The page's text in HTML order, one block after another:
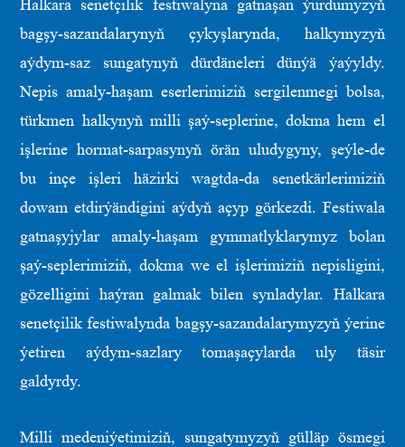
Halkara senetçilik festiwalyna gatnaşan ýurdumyzyň
bagşy-sazandalarynyň çykyşlarynda, halkymyzyň
aýdym-saz sungatynyň dürdäneleri dünýä ýaýyldy.
Nepis amaly-haşam eserlerimiziň sergilenmegi bolsa,
türkmen halkynyň milli şaý-seplerine, dokma hem el
işlerine hormat-sarpasynyň örän uludygyny, şeýle-de
bu inçe işleri häzirki wagtda-da senetkärlerimiziň
dowam etdirýändigini aýdyň açyp görkezdi. Festiwala
gatnaşyjylar amaly-haşam gymmatlyklarymyz bolan
şaý-seplerimiziň, dokma we el işlerimiziň nepisligini,
gözelligini haýran galmak bilen synladylar. Halkara
senetçilik festiwalynda bagşy-sazandalarymyzyň ýerine
ýetiren aýdym-sazlary tomaşaçylarda uly täsir
galdyrdy.
Milli medeniýetimiziň, sungatymyzyň gülläp ösmegi